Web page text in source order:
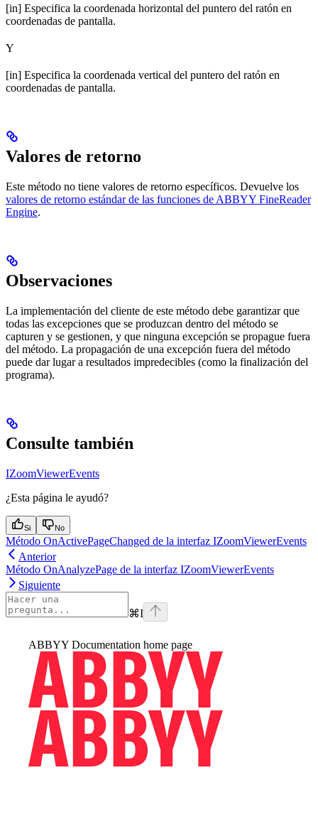
[in] Especifica la coordenada horizontal del puntero del ratón en
coordenadas de pantalla.
Y
[in] Especifica la coordenada vertical del puntero del ratón en
coordenadas de pantalla.
Valores de retorno
Este método no tiene valores de retorno específicos. Devuelve los
valores de retorno estándar de las funciones de ABBYY FineReader
Engine.
Observaciones
La implementación del cliente de este método debe garantizar que
todas las excepciones que se produzcan dentro del método se
capturen y se gestionen, y que ninguna excepción se propague fuera
del método. La propagación de una excepción fuera del método
puede dar lugar a resultados impredecibles (como la finalización del
programa).
Consulte también
IZoomViewerEvents
¿Esta página le ayudó?
Si No
Método OnActivePageChanged de la interfaz IZoomViewerEvents
Anterior
Método OnAnalyzePage de la interfaz IZoomViewerEvents
Siguiente
⌘I
ABBYY Documentation home page